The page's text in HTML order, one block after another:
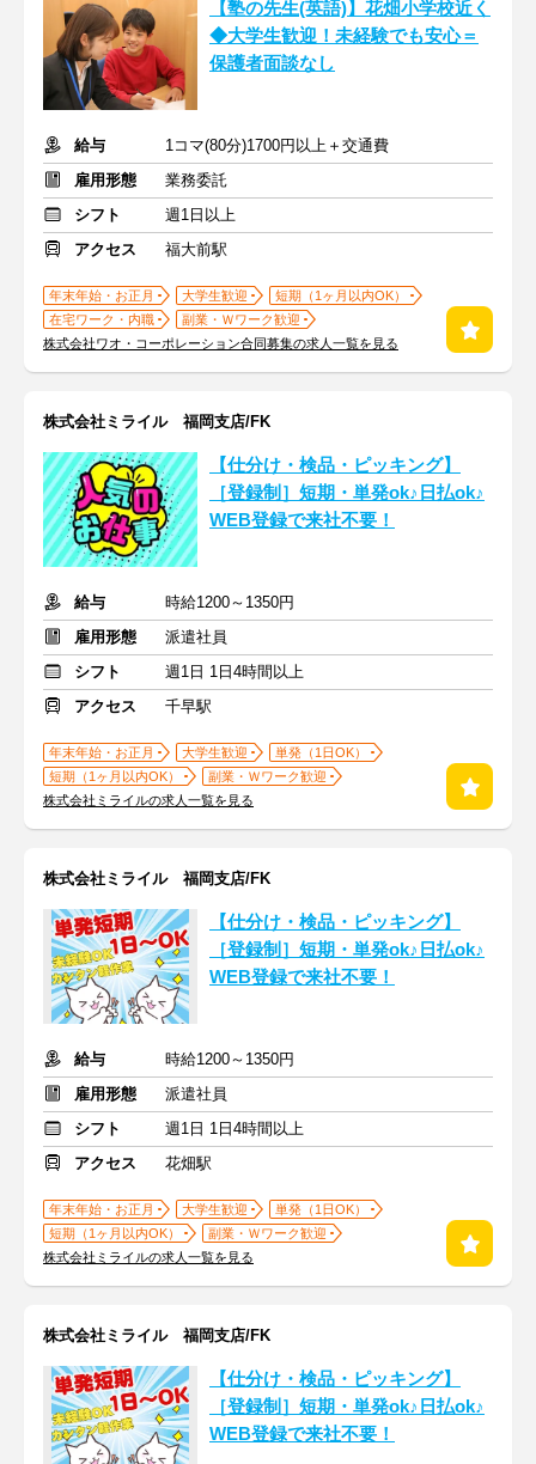
【塾の先生(英語)】花畑小学校近く
◆大学生歓迎！未経験でも安心＝
保護者面談なし
給与
1コマ(80分)1700円以上＋交通費
雇用形態
業務委託
シフト
週1日以上
アクセス
福大前駅
年末年始・お正月 大学生歓迎
短期（1ヶ月以内OK）
在宅ワーク・内職
副業・Ｗワーク歓迎
株式会社ワオ・コーポレーション合同募集の求人一覧を見る
株式会社ミライル 福岡支店/FK
【仕分け・検品・ピッキング】
［登録制］短期・単発ok♪日払ok♪
WEB登録で来社不要！
給与
時給1200～1350円
雇用形態
派遣社員
シフト
週1日 1日4時間以上
アクセス
千早駅
年末年始・お正月 大学生歓迎
単発（1日OK）
短期（1ヶ月以内OK）
副業・Ｗワーク歓迎
株式会社ミライルの求人一覧を見る
株式会社ミライル 福岡支店/FK
【仕分け・検品・ピッキング】
［登録制］短期・単発ok♪日払ok♪
WEB登録で来社不要！
給与
時給1200～1350円
雇用形態
派遣社員
シフト
週1日 1日4時間以上
アクセス
花畑駅
年末年始・お正月 大学生歓迎
単発（1日OK）
短期（1ヶ月以内OK）
副業・Ｗワーク歓迎
株式会社ミライルの求人一覧を見る
株式会社ミライル 福岡支店/FK
【仕分け・検品・ピッキング】
［登録制］短期・単発ok♪日払ok♪
WEB登録で来社不要！